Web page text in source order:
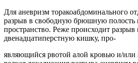
Для аневризм торакоабдоминального
разрыв в свободную брюшную
пространство. Реже происходит
двенадцатиперстную кишку, про-
являющийся рвотой алой кровью и/или